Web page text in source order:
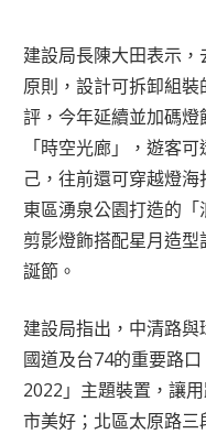
建設局長陳大田表示
原則，設計可拆卸組
評，今年延續並加碼
「時空光廊」，遊客
己，往前還可穿越燈
東區湧泉公園打造的
剪影燈飾搭配星月造
誕節。
建設局指出，中清路
國道及台74的重要路
2022」主題裝置，讓
市美好；北區太原路